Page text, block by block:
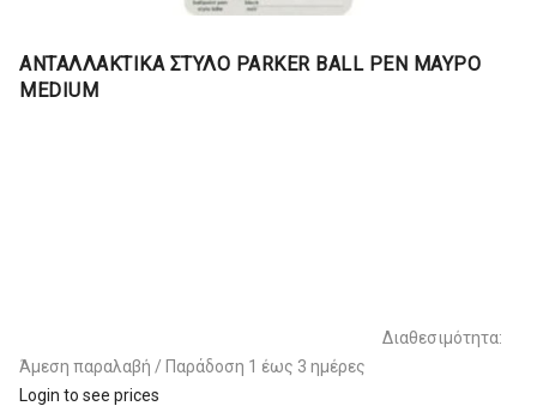
ΑΝΤΑΛΛΑΚΤΙΚΑ ΣΤΥΛΟ PARKER BALL PEN ΜΑΥΡΟ
MEDIUM
Διαθεσιμότητα:
Άμεση παραλαβή / Παράδoση 1 έως 3 ημέρες
Login to see prices